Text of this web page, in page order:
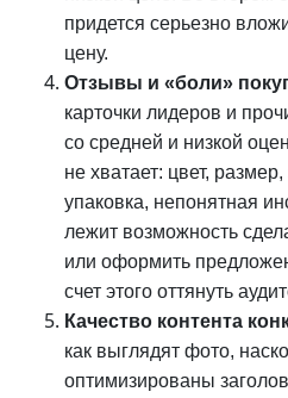
придется серьезно
цену.
Отзывы и «боли»
карточки лидеров и
со средней и низкой
не хватает: цвет,
упаковка, непонятная
лежит возможность
или оформить
счет этого оттянуть
Качество контента
как выглядят фото,
оптимизированы